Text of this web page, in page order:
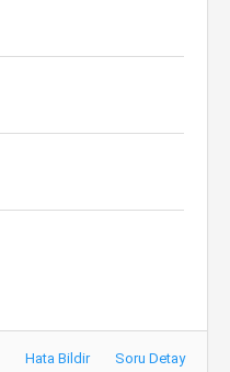
Hata Bildir Soru Detay